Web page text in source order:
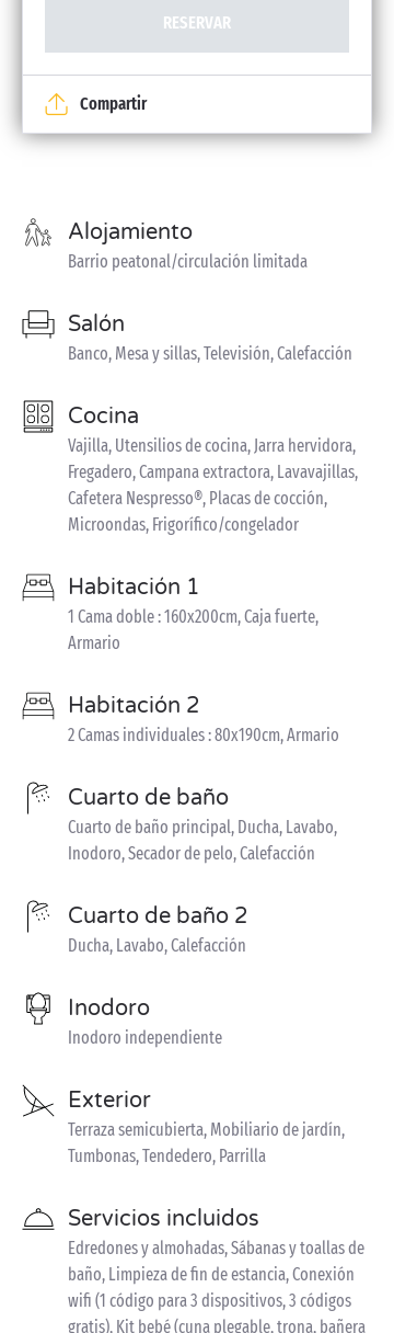
RESERVAR
Compartir
Alojamiento
Barrio peatonal/circulación limitada
Salón
Banco, Mesa y sillas, Televisión, Calefacción
Cocina
Vajilla, Utensilios de cocina, Jarra hervidora,
Fregadero, Campana extractora, Lavavajillas,
Cafetera Nespresso®, Placas de cocción,
Microondas, Frigorífico/congelador
Habitación 1
1 Cama doble : 160x200cm, Caja fuerte,
Armario
Habitación 2
2 Camas individuales : 80x190cm, Armario
Cuarto de baño
Cuarto de baño principal, Ducha, Lavabo,
Inodoro, Secador de pelo, Calefacción
Cuarto de baño 2
Ducha, Lavabo, Calefacción
Inodoro
Inodoro independiente
Exterior
Terraza semicubierta, Mobiliario de jardín,
Tumbonas, Tendedero, Parrilla
Servicios incluidos
Edredones y almohadas, Sábanas y toallas de
baño, Limpieza de fin de estancia, Conexión
wifi (1 código para 3 dispositivos, 3 códigos
gratis), Kit bebé (cuna plegable, trona, bañera